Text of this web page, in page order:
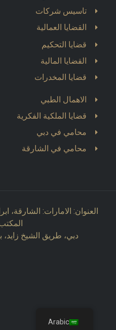
تاسيس شركات
القضايا العمالية
قضايا التحكيم
القضايا المالية
قضايا المخدرات
الاهمال الطبي
قضايا الملكية الفكرية
محامي في دبي
محامي في الشارقة
العنوان: الامارات: الشارقة،
المكتب
دبي، طريق الشيخ زايد،
Arabic